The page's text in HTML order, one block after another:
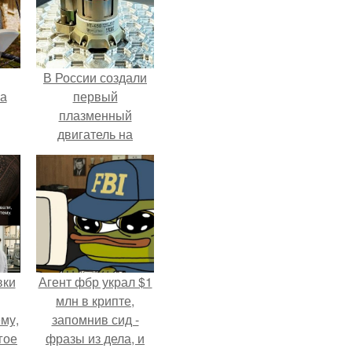
В России создали
первый
плазменный
двигатель на
криптоне.
Агент фбр украл $1
млн в крипте,
запомнив сид -
фразы из дела, и